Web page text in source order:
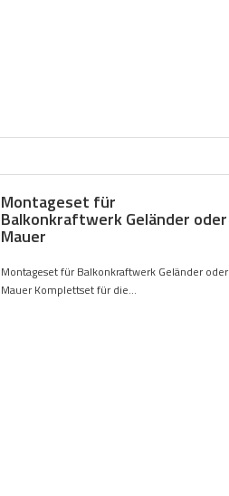
Montageset für
Balkonkraftwerk Geländer oder
Mauer
Montageset für Balkonkraftwerk Geländer oder
Mauer Komplettset für die...